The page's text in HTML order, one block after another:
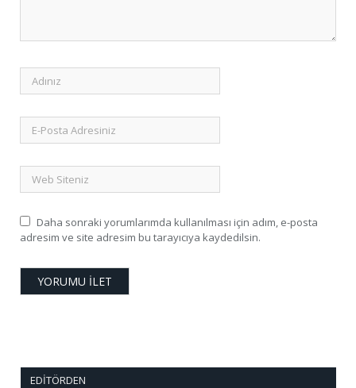
Daha sonraki yorumlarımda kullanılması için adım, e-posta
adresim ve site adresim bu tarayıcıya kaydedilsin.
EDITÖRDEN